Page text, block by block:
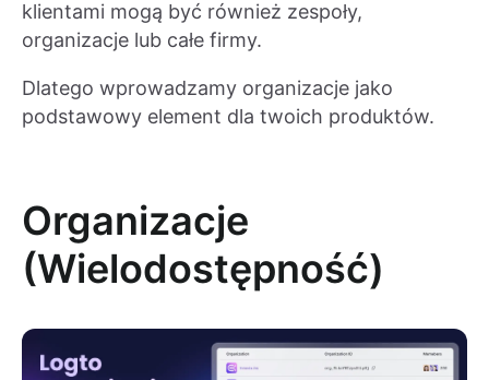
klientami mogą być również zespoły,
organizacje lub całe firmy.
Dlatego wprowadzamy organizacje jako
podstawowy element dla twoich produktów.
Organizacje
(Wielodostępność)